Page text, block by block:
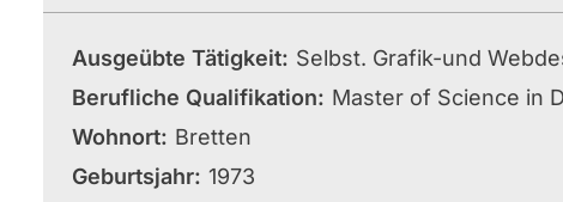
Ausgeübte Tätigkeit
Selbst. Grafik-und
Berufliche Qualifikation
Master of Science in
Wohnort
Bretten
Geburtsjahr 1973